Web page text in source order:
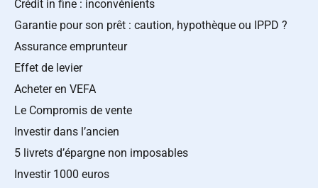
Crédit in fine : inconvénients
Garantie pour son prêt : caution, hypothèque ou IPPD ?
Assurance emprunteur
Effet de levier
Acheter en VEFA
Le Compromis de vente
Investir dans l’ancien
5 livrets d’épargne non imposables
Investir 1000 euros